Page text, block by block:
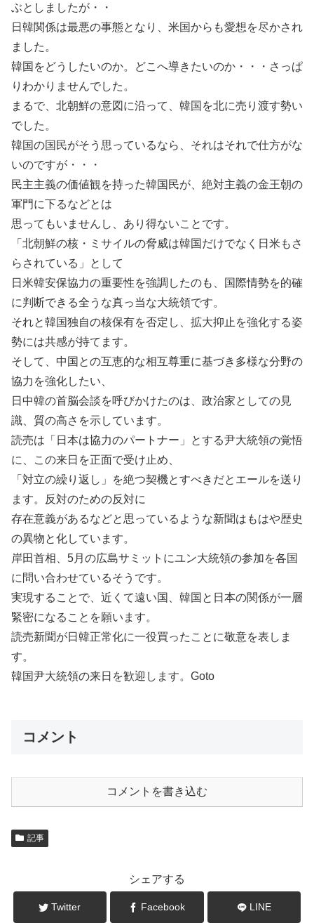
ぶとしましたが・・
日韓関係は最悪の事態となり、米国からも愛想を尽かされ
ました。
韓国をどうしたいのか。どこへ導きたいのか・・・さっぱ
りわかりませんでした。
まるで、北朝鮮の意図に沿って、韓国を北に売り渡す勢い
でした。
韓国の国民がそう思っているなら、それはそれで仕方がな
いのですが・・・
民主主義の価値観を持った韓国民が、絶対主義の金王朝の
軍門に下るなどとは
思ってもいませんし、あり得ないことです。
「北朝鮮の核・ミサイルの脅威は韓国だけでなく日米もさ
らされている」として
日米韓安保協力の重要性を強調したのも、国際情勢を的確
に判断できる全うな真っ当な大統領です。
それと韓国独自の核保有を否定し、拡大抑止を強化する姿
勢には共感が持てます。
そして、中国との互恵的な相互尊重に基づき多様な分野の
協力を強化したい、
日中韓の首脳会談を呼びかけたのは、政治家としての見
識、質の高さを示しています。
読売は「日本は協力のパートナー」とする尹大統領の覚悟
に、この来日を正面で受け止め、
「対立の繰り返し」を絶つ契機とすべきだとエールを送り
ます。反対のための反対に
存在意義があるなどと思っているような新聞はもはや歴史
の異物と化しています。
岸田首相、5月の広島サミットにユン大統領の参加を各国
に問い合わせているそうです。
実現することで、近くて遠い国、韓国と日本の関係が一層
緊密になることを願います。
読売新聞が日韓正常化に一役買ったことに敬意を表しま
す。
韓国尹大統領の来日を歓迎します。Goto
コメント
コメントを書き込む
記事
シェアする
Twitter Facebook LINE